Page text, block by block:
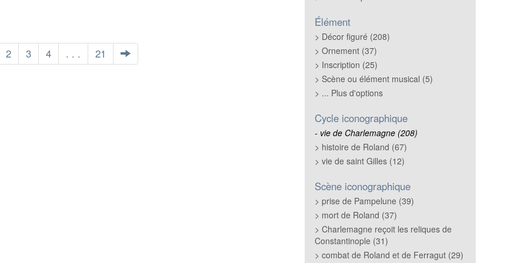
2 3 4 . . . 21
Élément
Décor figuré (208)
Ornement (37)
Inscription (25)
Scène ou élément musical (5)
... Plus d'options
Cycle iconographique
vie de Charlemagne (208)
histoire de Roland (67)
vie de saint Gilles (12)
Scène iconographique
prise de Pampelune (39)
mort de Roland (37)
Charlemagne reçoit les reliques de
Constantinople (31)
combat de Roland et de Ferragut (29)